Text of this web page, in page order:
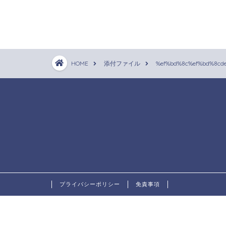
HOME 添付ファイル
プライバシーポリシー 免責事項